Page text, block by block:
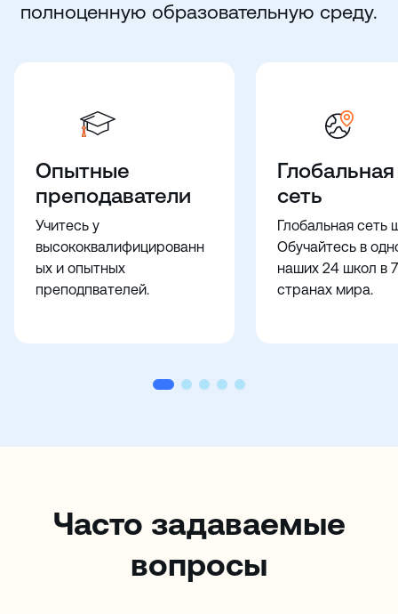
полноценную образовательную среду.
Опытные
преподаватели
Учитесь у
высококвалифицированн
ых и опытных
преподпвателей.
Глобальная
сеть
Глобальная сеть
Обучайтесь в
наших 24 школ в 7
странах мира.
Часто задаваемые
вопросы